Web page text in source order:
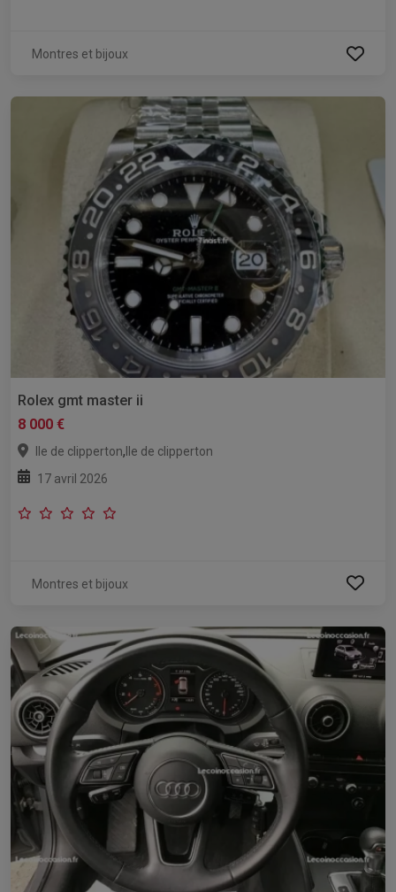
Montres et bijoux
Rolex gmt master ii
8 000 €
Ile de clipperton, Ile de clipperton
17 avril 2026
Montres et bijoux